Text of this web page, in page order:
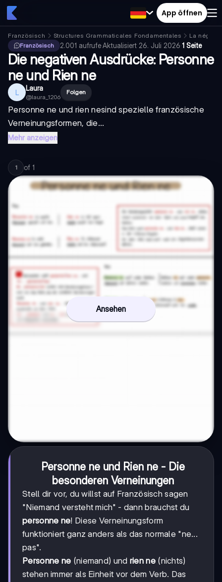
App öffnen
Französisch Structures Grammaticales Fondamentales
La
Französisch
2.001 aufrufe·Aktualisiert 26. Juli 2026·1 Seite
Die negativen Ausdrücke: Personne
ne und Rien ne
L Laura
@laura_1206
Folgen
Personne ne und rien nesind spezielle französische
Verneinungsformen, die...
Mehr anzeigen
1 of 1
Ansehen
Personne ne und Rien ne - Die
besonderen Verneinungen
Stell dir vor, du willst auf Französisch sagen
"Niemand versteht mich" - dann brauchst du
personne ne! Diese Verneinungsform
funktioniert ganz anders als das normale "ne...
pas".
Personne ne (niemand) und rien ne(nichts)
stehen immer als Einheit vor dem Verb. Das